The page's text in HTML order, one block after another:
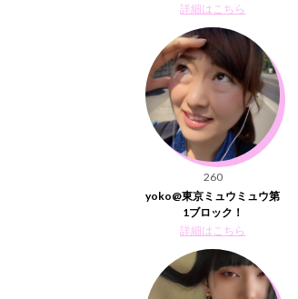
詳細はこちら
260
yoko@東京ミュウミュウ第
1ブロック！
詳細はこちら